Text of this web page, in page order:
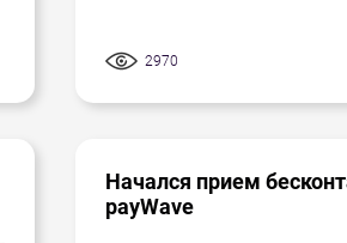
2970
Начался прием
payWave